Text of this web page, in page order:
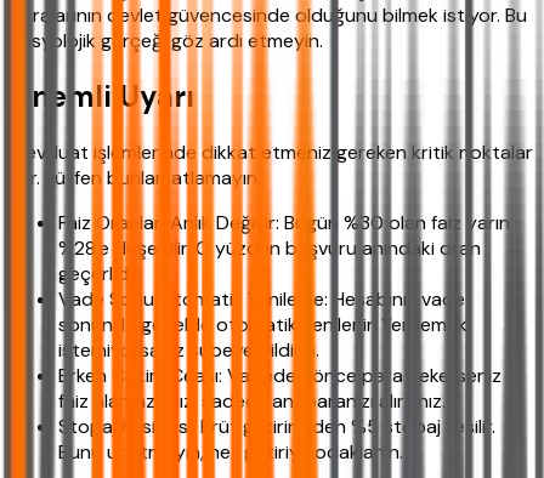
paralarının devlet güvencesinde olduğunu bilmek istiyor. Bu
sosyolojik gerçeği göz ardı etmeyin.
Önemli Uyarı
Mevduat işlemlerinde dikkat etmeniz gereken kritik noktalar
var. Lütfen bunları atlamayın.
Faiz Oranları Anlık Değişir: Bugün %30 olan faiz yarın
%28'e düşebilir. O yüzden başvuru anındaki oran
geçerlidir.
Vade Sonu Otomatik Yenileme: Hesabınız vade
sonunda genelde otomatik yenilenir. Yenilemek
istemiyorsanız şubeye bildirin.
Erken Çekim Ceası: Vadeden önce para çekerseniz
faiz alamazsınız, sadece anaparanızı alırsınız.
Stopaj Kesintisi: Brüt getirinizden %5 stopaj kesilir.
Bunu unutmayın, net getiriye odaklanın.